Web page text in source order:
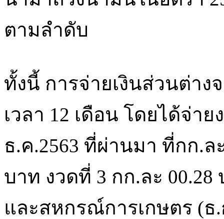
ตามลำดับ
ทั้งนี้ การจ่ายเงินส่วนต่าง
เวลา 12 เดือน โดยได้จ่า
ธ.ค.2563 ที่ผ่านมา ที่กก.ล
บาท งวดที่ 3 กก.ละ
และสหกรณ์การเกษตร (ธ